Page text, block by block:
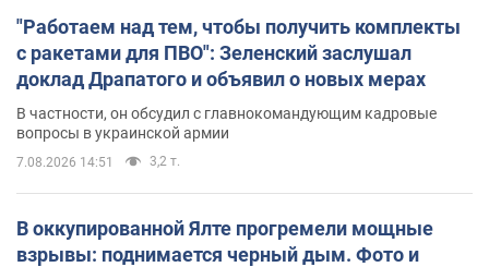
"Работаем над тем, чтобы получить комплекты
с ракетами для ПВО": Зеленский заслушал
доклад Драпатого и объявил о новых мерах
В частности, он обсудил с главнокомандующим кадровые
вопросы в украинской армии
7.08.2026 14:51 3,2 т.
В оккупированной Ялте прогремели мощные
взрывы: поднимается черный дым. Фото и